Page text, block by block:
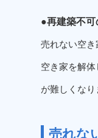
●再建築不可
売れない空き
空き家を解
が難しくなり
売れな